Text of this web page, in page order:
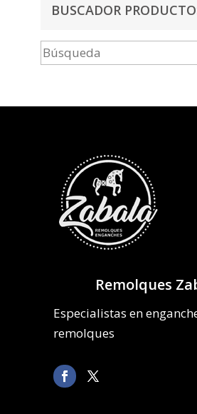
BUSCADOR
Remolques
Especialistas en
remolques